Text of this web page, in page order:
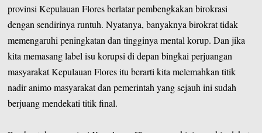
provinsi Kepulauan Flores berlatar pembengkakan birokrasi
dengan sendirinya runtuh. Nyatanya, banyaknya birokrat tidak
memengaruhi peningkatan dan tingginya mental korup. Dan jika
kita memasang label isu korupsi di depan bingkai perjuangan
masyarakat Kepulauan Flores itu berarti kita melemahkan titik
nadir animo masyarakat dan pemerintah yang sejauh ini sudah
berjuang mendekati titik final.